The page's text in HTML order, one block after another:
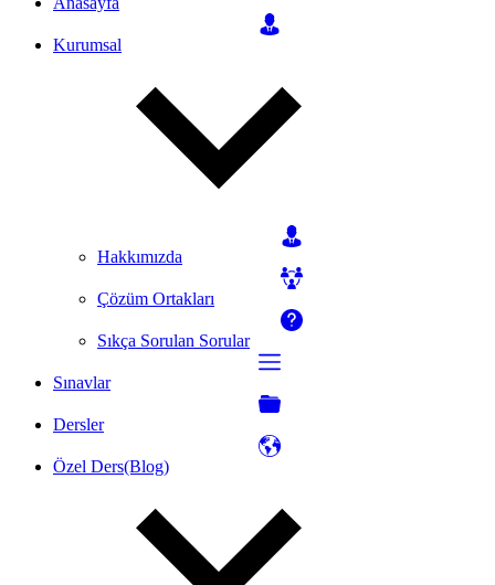
Kurumsal
Hakkımızda
Çözüm Ortakları
Sıkça Sorulan Sorular
Sınavlar
Dersler
Özel Ders(Blog)